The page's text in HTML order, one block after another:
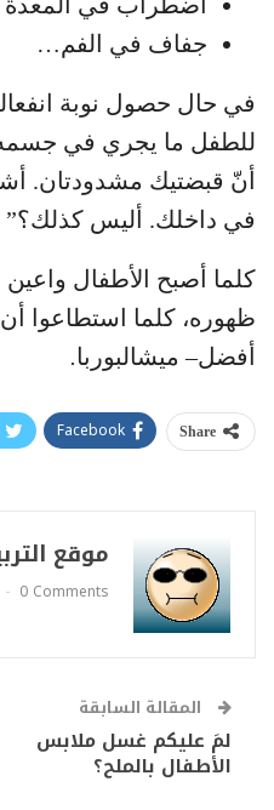
جفاف في الفم…
في حال حصول نوبة
للطفل ما يجري في جسمه
أنّ قبضتيك مشدودتان.
في داخلك. أليس كذلك؟”
كلما أصبح الأطفال واعين
ظهوره، كلما استطاعوا
أفضل– ميشالبوربا.
Share
Facebook
موقع
0 Comments
المقالة السابقة
لمَ عليكم غسل ملابس
الأطفال بالملح؟